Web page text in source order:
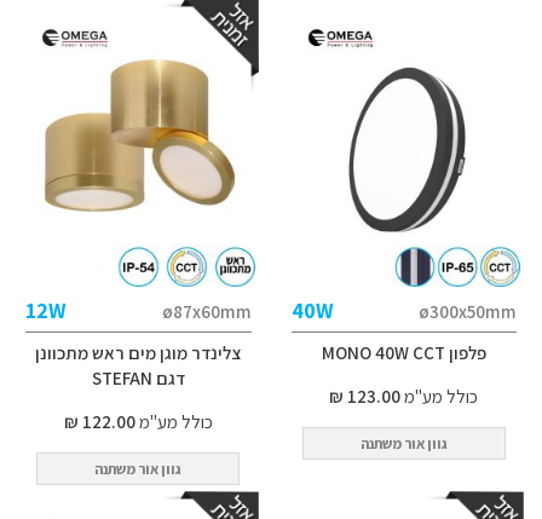
ø300x50mm
40W
פלפון MONO 40W CCT
כולל מע"מ123.00 ₪
גוון אור משתנה
ø87x60mm
12W
צלינדר מוגן מים ראש מתכוונן
דגם STEFAN
כולל מע"מ122.00 ₪
גוון אור משתנה